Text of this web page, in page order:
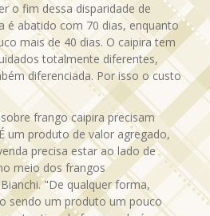
o fim dessa disparidade de
é abatido com 70 dias, enquanto
mais de 40 dias. O caipira tem
totalmente diferentes,
diferenciada. Por isso o custo
frango caipira precisam
um produto de valor agregado,
precisa estar ao lado de
meio dos frangos
"De qualquer forma,
sendo um produto um pouco